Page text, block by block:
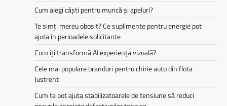
Cum alegi căști pentru muncă și apeluri?
Te simți mereu obosit? Ce suplimente pentru energie pot
ajuta în perioadele solicitante
Cum îți transformă AI experiența vizuală?
Cele mai populare branduri pentru chirie auto din flota
Justrent
Cum te pot ajuta stabilizatoarele de tensiune să reduci